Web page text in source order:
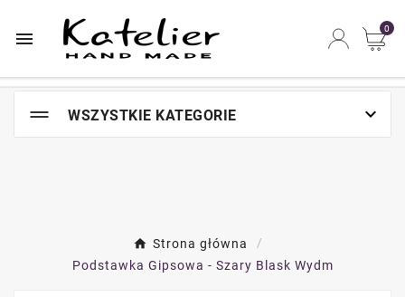
Najszybsze na świecie miejsce zakupów online
 0
WSZYSTKIE KATEGORIE 
Strona główna
Podstawka Gipsowa - Szary Blask Wydm